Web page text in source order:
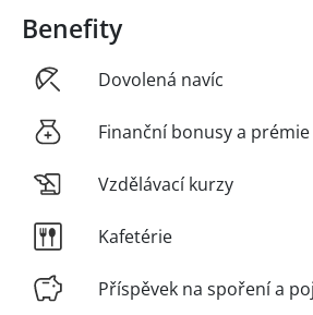
Benefity
Dovolená navíc
Finanční bonusy a prémie
Vzdělávací kurzy
Kafetérie
Příspěvek na spoření a